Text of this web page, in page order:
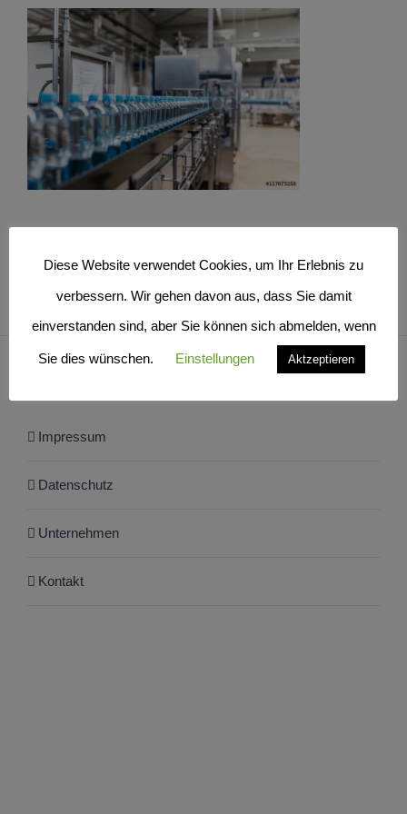
Impressum
Datenschutz
Unternehmen
Kontakt
Diese Website verwendet Cookies, um Ihr Erlebnis zu
verbessern. Wir gehen davon aus, dass Sie damit
einverstanden sind, aber Sie können sich abmelden, wenn
Sie dies wünschen. Einstellungen Aktzeptieren